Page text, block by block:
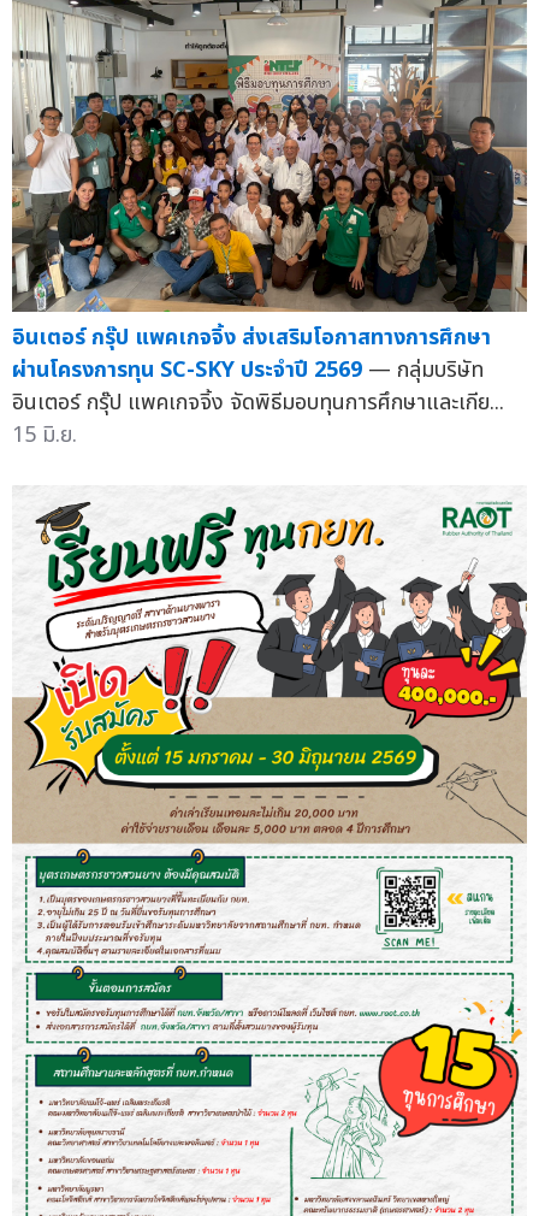
อินเตอร์ กรุ๊ป แพคเกจจิ้ง ส่งเสริมโอกาสทางการศึกษา
ผ่านโครงการทุน SC-SKY ประจำปี 2569 — กลุ่มบริษัท
อินเตอร์ กรุ๊ป แพคเกจจิ้ง จัดพิธีมอบทุนการศึกษาและเกีย...
15 มิ.ย.